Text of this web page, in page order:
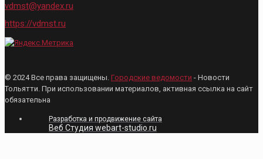
vdmst@yandex.ru
https://vdmst.ru
© 2024 Все права защищены. Городские ведомости - Новости
Тольятти. При использовании материалов, активная ссылка на сайт
обязательна
Разработка и продвижение сайта
Веб Студия webart-studio.ru